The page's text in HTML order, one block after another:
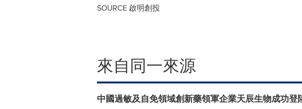
SOURCE 啟明創投
來自同一來源
中國過敏及自免領域創新藥領軍企業天辰生物成功登